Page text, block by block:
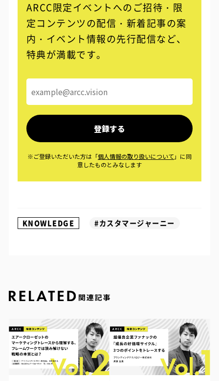
ARCC限定イベントへのご招待・限
定コンテンツの配信・ 新着記事の案
内・イベント情報の先行配信など、
特典が満載です。
KNOWLEDGE #カスタマージャーニー